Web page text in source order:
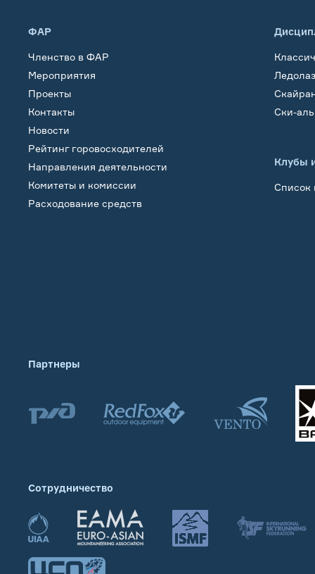
ФАР
Членство в ФАР
Мероприятия
Проекты
Контакты
Новости
Рейтинг горовосходителей
Направления деятельности
Комитеты и комиссии
Расходование средств
Ски-
Клубы
Список
Партнеры
Сотрудничество